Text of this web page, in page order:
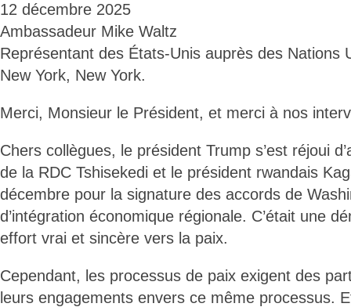
12 décembre 2025
Ambassadeur Mike Waltz
Représentant des États-Unis auprès des Nations
New York, New York.
Merci, Monsieur le Président, et merci à nos
Chers collègues, le président Trump s’est réjoui
de la RDC Tshisekedi et le président rwandais
décembre pour la signature des accords de
d’intégration économique régionale. C’était une
effort vrai et sincère vers la paix.
Cependant, les processus de paix exigent des
leurs engagements envers ce même processus.